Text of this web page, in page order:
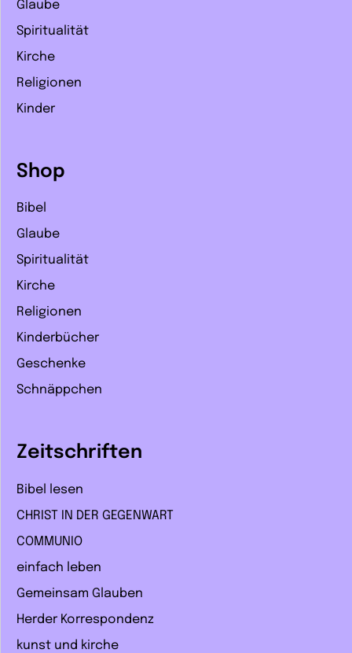
Glaube
Spiritualität
Kirche
Religionen
Kinder
Shop
Bibel
Glaube
Spiritualität
Kirche
Religionen
Kinderbücher
Geschenke
Schnäppchen
Zeitschriften
Bibel lesen
CHRIST IN DER GEGENWART
COMMUNIO
einfach leben
Gemeinsam Glauben
Herder Korrespondenz
kunst und kirche